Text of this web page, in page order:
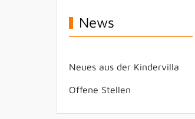
News
Neues aus der Kindervilla
Offene Stellen